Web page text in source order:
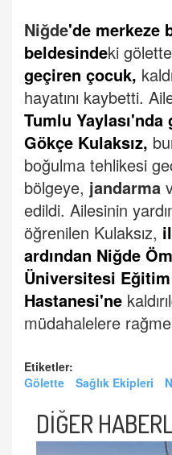
Niğde'de merkeze
beldesindeki gölette
geçiren çocuk,
hayatını kaybetti.
Tumlu Yaylası'nda
Gökçe Kulaksız,
boğulma tehlikesi
bölgeye, jandarma
edildi. Ailesinin
öğrenilen Kulaksız,
ardından Niğde
Üniversitesi
Hastanesi'ne
müdahalelere
Etiketler:
Gölette
Sağlık Ekipleri
DİĞER